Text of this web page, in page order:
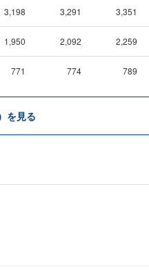
3,198 3,291 3,351
1,950 2,092 2,259
771 774 789
を見る